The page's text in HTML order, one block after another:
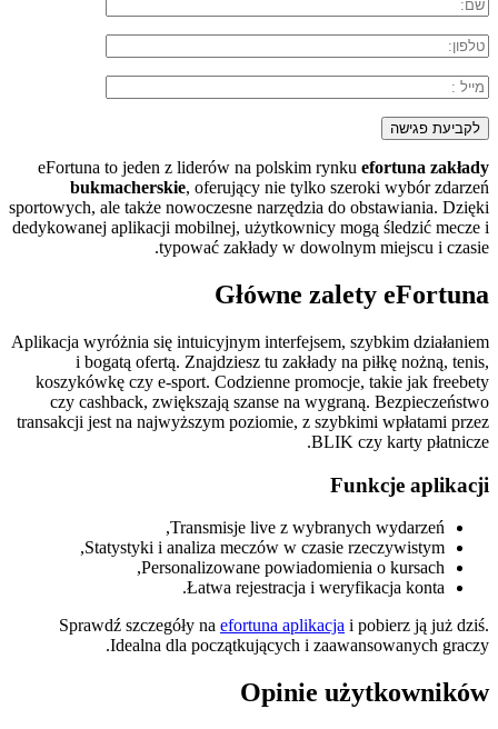
eFortuna to jeden z liderów na polskim rynku efortuna zakłady
bukmacherskie, oferujący nie tylko szeroki wybór zdarzeń
sportowych, ale także nowoczesne narzędzia do obstawiania. Dzięki
dedykowanej aplikacji mobilnej, użytkownicy mogą śledzić mecze i
typować zakłady w dowolnym miejscu i czasie.
Główne zalety eFortuna
Aplikacja wyróżnia się intuicyjnym interfejsem, szybkim działaniem
i bogatą ofertą. Znajdziesz tu zakłady na piłkę nożną, tenis,
koszykówkę czy e-sport. Codzienne promocje, takie jak freebety
czy cashback, zwiększają szanse na wygraną. Bezpieczeństwo
transakcji jest na najwyższym poziomie, z szybkimi wpłatami przez
BLIK czy karty płatnicze.
Funkcje aplikacji
Transmisje live z wybranych wydarzeń,
Statystyki i analiza meczów w czasie rzeczywistym,
Personalizowane powiadomienia o kursach,
Łatwa rejestracja i weryfikacja konta.
Sprawdź szczegóły na efortuna aplikacja i pobierz ją już dziś.
Idealna dla początkujących i zaawansowanych graczy.
Opinie użytkowników